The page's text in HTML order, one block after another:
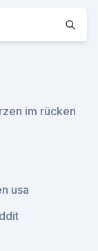
im rücken
usa